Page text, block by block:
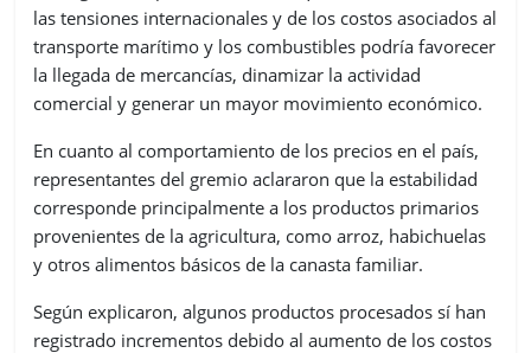
las tensiones internacionales y de los costos asociados al
transporte marítimo y los combustibles podría favorecer
la llegada de mercancías, dinamizar la actividad
comercial y generar un mayor movimiento económico.
En cuanto al comportamiento de los precios en el país,
representantes del gremio aclararon que la estabilidad
corresponde principalmente a los productos primarios
provenientes de la agricultura, como arroz, habichuelas
y otros alimentos básicos de la canasta familiar.
Según explicaron, algunos productos procesados sí han
registrado incrementos debido al aumento de los costos